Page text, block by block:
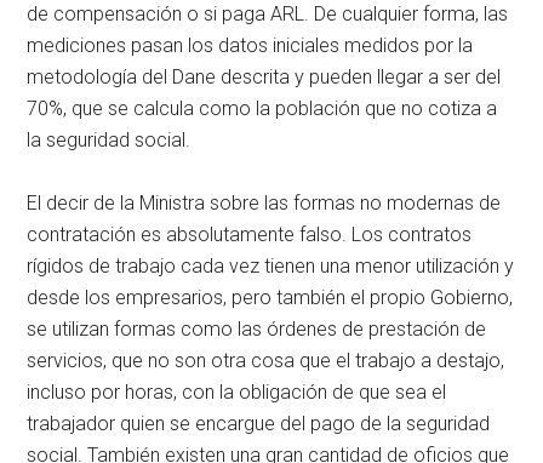
de compensación o si paga ARL. De cualquier forma, las
mediciones pasan los datos iniciales medidos por la
metodología del Dane descrita y pueden llegar a ser del
70%, que se calcula como la población que no cotiza a
la seguridad social.
El decir de la Ministra sobre las formas no modernas de
contratación es absolutamente falso. Los contratos
rígidos de trabajo cada vez tienen una menor utilización y
desde los empresarios, pero también el propio Gobierno,
se utilizan formas como las órdenes de prestación de
servicios, que no son otra cosa que el trabajo a destajo,
incluso por horas, con la obligación de que sea el
trabajador quien se encargue del pago de la seguridad
social. También existen una gran cantidad de oficios que